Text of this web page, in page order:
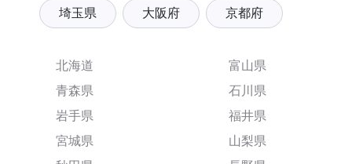
埼玉県 大阪府 京都府
北海道
青森県
岩手県
宮城県
富山県
石川県
福井県
山梨県